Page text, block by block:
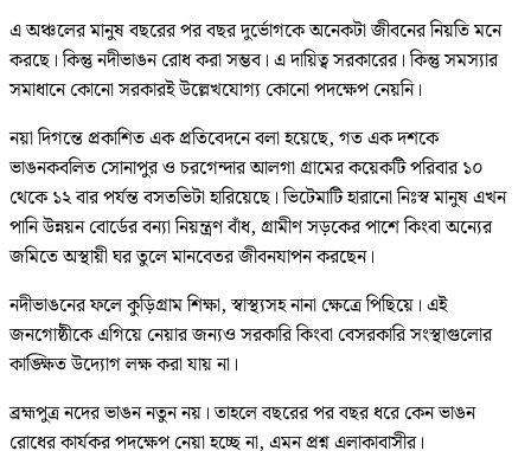
এ অঞ্চলের মানুষ বছরের পর বছর দুর্ভোগকে অনেকটা জীবনের নিয়তি মনে
করছে। কিন্তু নদীভাঙন রোধ করা সম্ভব। এ দায়িত্ব সরকারের। কিন্তু সমস্যার
সমাধানে কোনো সরকারই উল্লেখযোগ্য কোনো পদক্ষেপ নেয়নি।
নয়া দিগন্তে প্রকাশিত এক প্রতিবেদনে বলা হয়েছে, গত এক দশকে
ভাঙনকবলিত সোনাপুর ও চরগেন্দার আলগা গ্রামের কয়েকটি পরিবার ১০
থেকে ১২ বার পর্যন্ত বসতভিটা হারিয়েছে। ভিটেমাটি হারানো নিঃস্ব মানুষ এখন
পানি উন্নয়ন বোর্ডের বন্যা নিয়ন্ত্রণ বাঁধ, গ্রামীণ সড়কের পাশে কিংবা অন্যের
জমিতে অস্থায়ী ঘর তুলে মানবেতর জীবনযাপন করছেন।
নদীভাঙনের ফলে কুড়িগ্রাম শিক্ষা, স্বাস্থ্যসহ নানা ক্ষেত্রে পিছিয়ে। এই
জনগোষ্ঠীকে এগিয়ে নেয়ার জন্যও সরকারি কিংবা বেসরকারি সংস্থাগুলোর
কাঙ্ক্ষিত উদ্যোগ লক্ষ করা যায় না।
ব্রহ্মপুত্র নদের ভাঙন নতুন নয়। তাহলে বছরের পর বছর ধরে কেন ভাঙন
রোধের কার্যকর পদক্ষেপ নেয়া হচ্ছে না, এমন প্রশ্ন এলাকাবাসীর।